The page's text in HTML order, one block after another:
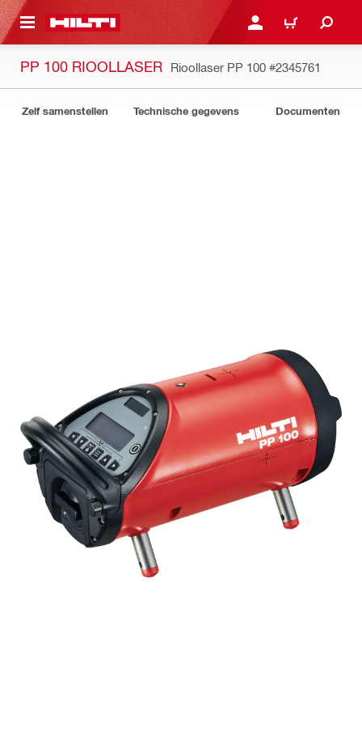
HOOFDINHOUD AANMELDEN OF
WINKELWAGEN
PP 100 RIOOLLASER Rioollaser PP 100 #2345761
Zelf samenstellen Technische gegevens Documenten